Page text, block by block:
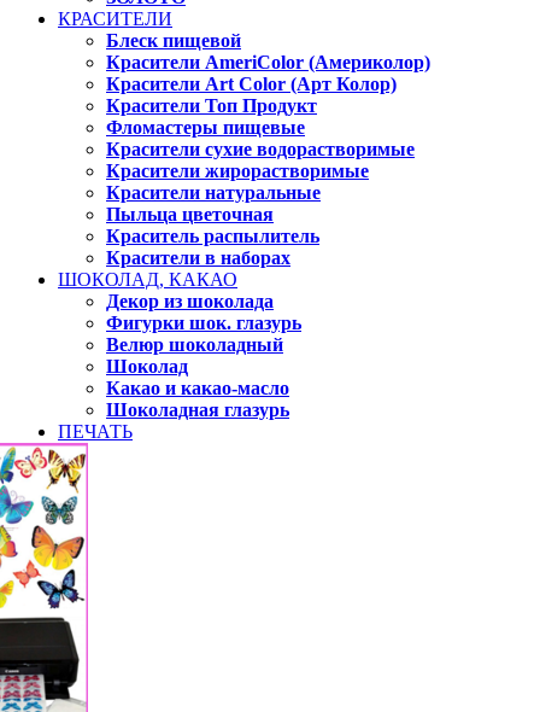
КРАСИТЕЛИ
Блеск пищевой
Красители AmeriColor (Америколор)
Красители Art Color (Арт Колор)
Красители Топ Продукт
Фломастеры пищевые
Красители сухие водорастворимые
Красители жирорастворимые
Красители натуральные
Пыльца цветочная
Краситель распылитель
Красители в наборах
ШОКОЛАД, КАКАО
Декор из шоколада
Фигурки шок. глазурь
Велюр шоколадный
Шоколад
Какао и какао-масло
Шоколадная глазурь
ПЕЧАТЬ